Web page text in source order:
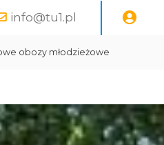
info@tu1.pl
obozy młodzieżowe